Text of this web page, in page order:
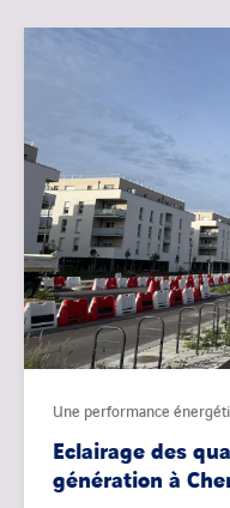
Une performance
Eclairage des
génération à